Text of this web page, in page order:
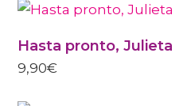
Hasta pronto, Julieta
9,90€